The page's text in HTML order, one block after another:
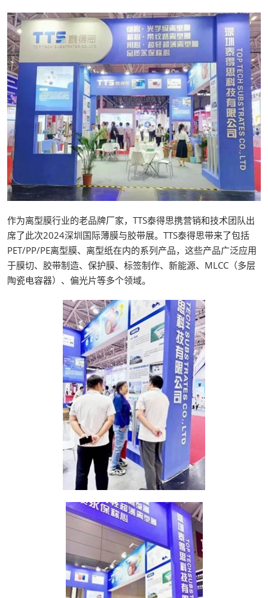
作为离型膜行业的老品牌厂家，TTS泰得思携营销和技术团队出
席了此次2024深圳国际薄膜与胶带展。TTS泰得思带来了包括
PET/PP/PE离型膜、离型纸在内的系列产品，这些产品广泛应用
于膜切、胶带制造、保护膜、标签制作、新能源、MLCC（多层
陶瓷电容器）、偏光片等多个领域。